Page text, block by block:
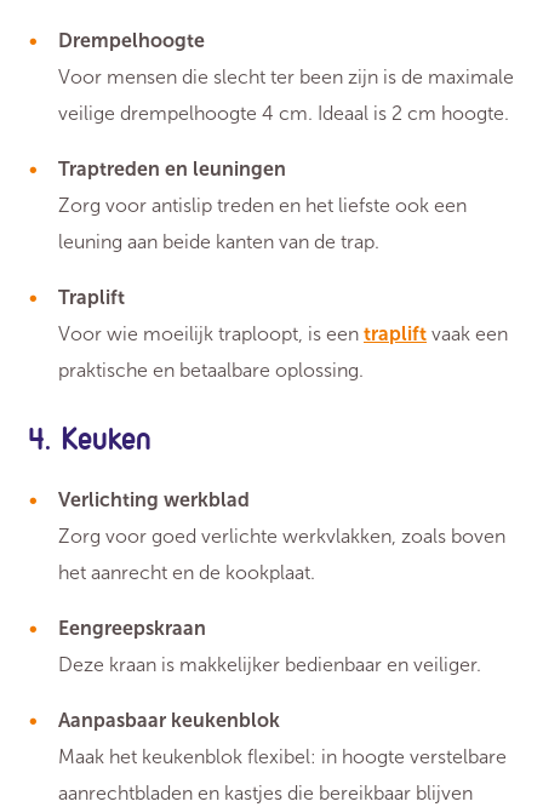
Drempelhoogte
Voor mensen die slecht ter been zijn is de maximale
veilige drempelhoogte 4 cm. Ideaal is 2 cm hoogte.
Traptreden en leuningen
Zorg voor antislip treden en het liefste ook een
leuning aan beide kanten van de trap.
Traplift
Voor wie moeilijk traploopt, is een traplift vaak een
praktische en betaalbare oplossing.
4. Keuken
Verlichting werkblad
Zorg voor goed verlichte werkvlakken, zoals boven
het aanrecht en de kookplaat.
Eengreepskraan
Deze kraan is makkelijker bedienbaar en veiliger.
Aanpasbaar keukenblok
Maak het keukenblok flexibel: in hoogte verstelbare
aanrechtbladen en kastjes die bereikbaar blijven